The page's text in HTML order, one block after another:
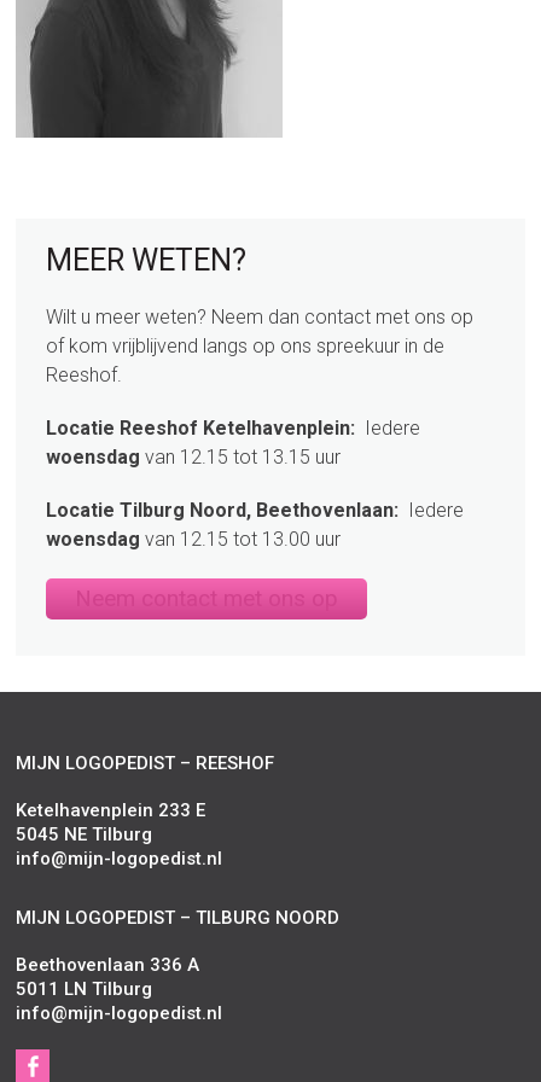
sidebar
Page
Sidebar
MEER WETEN?
Wilt u meer weten? Neem dan contact met ons op
of kom vrijblijvend langs op ons spreekuur in de
Reeshof.
Locatie Reeshof Ketelhavenplein: Iedere
woensdag van 12.15 tot 13.15 uur
Locatie Tilburg Noord, Beethovenlaan: Iedere
woensdag van 12.15 tot 13.00 uur
Neem contact met ons op
MIJN LOGOPEDIST – REESHOF
Ketelhavenplein 233 E
5045 NE Tilburg
info@mijn-logopedist.nl
MIJN LOGOPEDIST – TILBURG NOORD
Beethovenlaan 336 A
5011 LN Tilburg
info@mijn-logopedist.nl
S